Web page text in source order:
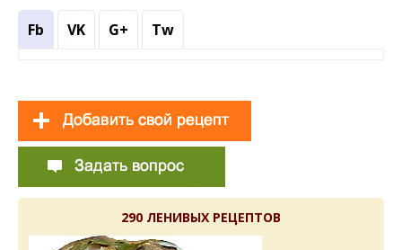
Fb VK G+ Tw
290 ЛЕНИВЫХ РЕЦЕПТОВ